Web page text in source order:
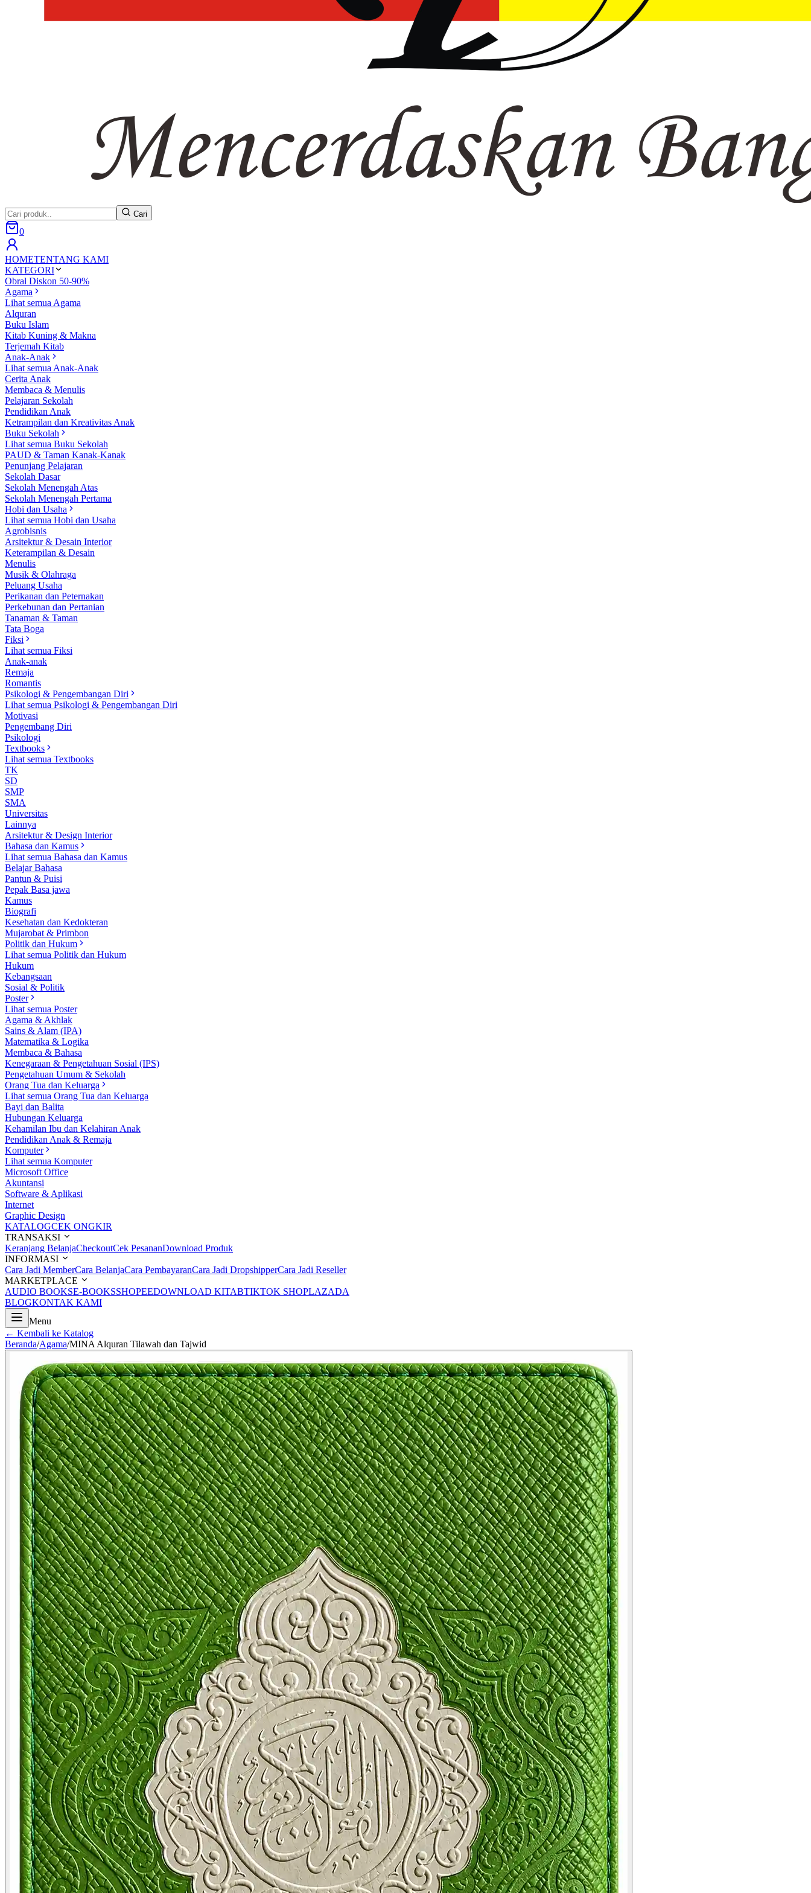
Cari
0
HOMETENTANG KAMI
KATEGORI
Obral Diskon 50-90%
Agama
Lihat semua Agama
Alquran
Buku Islam
Kitab Kuning & Makna
Terjemah Kitab
Anak-Anak
Lihat semua Anak-Anak
Cerita Anak
Membaca & Menulis
Pelajaran Sekolah
Pendidikan Anak
Ketrampilan dan Kreativitas Anak
Buku Sekolah
Lihat semua Buku Sekolah
PAUD & Taman Kanak-Kanak
Penunjang Pelajaran
Sekolah Dasar
Sekolah Menengah Atas
Sekolah Menengah Pertama
Hobi dan Usaha
Lihat semua Hobi dan Usaha
Agrobisnis
Arsitektur & Desain Interior
Keterampilan & Desain
Menulis
Musik & Olahraga
Peluang Usaha
Perikanan dan Peternakan
Perkebunan dan Pertanian
Tanaman & Taman
Tata Boga
Fiksi
Lihat semua Fiksi
Anak-anak
Remaja
Romantis
Psikologi & Pengembangan Diri
Lihat semua Psikologi & Pengembangan Diri
Motivasi
Pengembang Diri
Psikologi
Textbooks
Lihat semua Textbooks
TK
SD
SMP
SMA
Universitas
Lainnya
Arsitektur & Design Interior
Bahasa dan Kamus
Lihat semua Bahasa dan Kamus
Belajar Bahasa
Pantun & Puisi
Pepak Basa jawa
Kamus
Biografi
Kesehatan dan Kedokteran
Mujarobat & Primbon
Politik dan Hukum
Lihat semua Politik dan Hukum
Hukum
Kebangsaan
Sosial & Politik
Poster
Lihat semua Poster
Agama & Akhlak
Sains & Alam (IPA)
Matematika & Logika
Membaca & Bahasa
Kenegaraan & Pengetahuan Sosial (IPS)
Pengetahuan Umum & Sekolah
Orang Tua dan Keluarga
Lihat semua Orang Tua dan Keluarga
Bayi dan Balita
Hubungan Keluarga
Kehamilan Ibu dan Kelahiran Anak
Pendidikan Anak & Remaja
Komputer
Lihat semua Komputer
Microsoft Office
Akuntansi
Software & Aplikasi
Internet
Graphic Design
KATALOGCEK ONGKIR
TRANSAKSI
Keranjang BelanjaCheckoutCek PesananDownload Produk
INFORMASI
Cara Jadi MemberCara BelanjaCara PembayaranCara Jadi DropshipperCara Jadi Reseller
MARKETPLACE
AUDIO BOOKSE-BOOKSSHOPEEDOWNLOAD KITABTIKTOK SHOPLAZADA
BLOGKONTAK KAMI
Menu
← Kembali ke Katalog
Beranda/Agama/MINA Alquran Tilawah dan Tajwid